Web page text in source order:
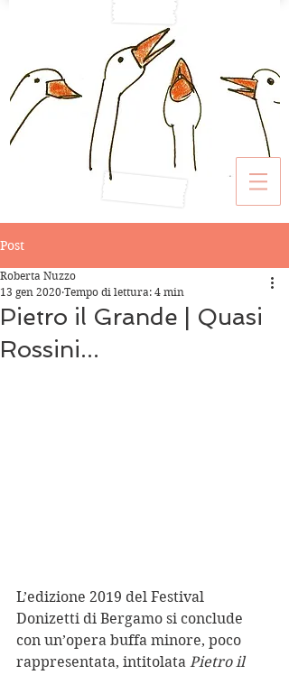
Post
Pietro il Grande | Quasi
Rossini...
Roberta Nuzzo
13 gen 2020 Tempo di lettura: 4 min
L’edizione 2019 del Festival
Donizetti di Bergamo si conclude
con un’opera buffa minore, poco
rappresentata, intitolata Pietro il